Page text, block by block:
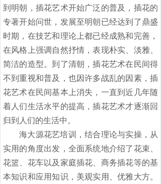
到明朝，插花艺术开始广泛的普及，插花的
专著开始问世，发展至明朝已经达到了鼎盛
时期，在技艺和理论上都已经成熟和完善，
在风格上强调自然抒情，表现朴实、淡雅、
简洁的造型。到了清朝，插花艺术在民间得
不到重视和普及，也因许多战乱的因素，插
花艺术在民间基本上消失，一直到近几年随
着人们生活水平的提高，插花艺术才逐渐回
归到人们的生活中。
海大源花艺培训，结合理论与实操，从
实用的角度出发，全面系统地介绍了花束、
花篮、花车以及家庭插花、商务插花等的基
本知识和应用知识，美观实用、优雅大方。